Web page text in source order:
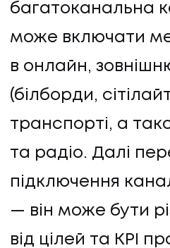
багатоканальна
може включати
в онлайн,
(білборди,
транспорті, а
та радіо. Далі
підключення
— він може бути
від цілей та KPI